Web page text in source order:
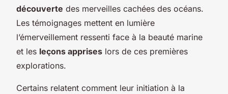
découverte des merveilles cachées des océans.
Les témoignages mettent en lumière
l’émerveillement ressenti face à la beauté marine
et les leçons apprises lors de ces premières
explorations.
Certains relatent comment leur initiation à la